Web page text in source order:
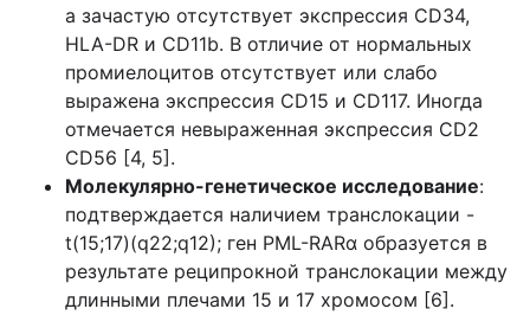
а зачастую отсутствует экспрессия CD34,
HLA-DR и CD11b. В отличие от нормальных
промиелоцитов отсутствует или слабо
выражена экспрессия CD15 и CD117. Иногда
отмечается невыраженная экспрессия CD2
CD56 [4, 5].
Молекулярно-генетическое исследование:
подтверждается наличием транслокации -
t(15;17)(q22;q12); ген PML-RARα образуется в
результате реципрокной транслокации между
длинными плечами 15 и 17 хромосом [6].